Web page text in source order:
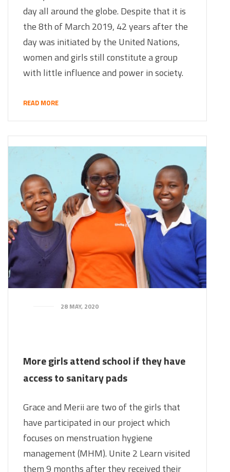
day all around the globe. Despite that it is
the 8th of March 2019, 42 years after the
day was initiated by the United Nations,
women and girls still constitute a group
with little influence and power in society.
READ MORE
28 MAY, 2020
More girls attend school if they have
access to sanitary pads
Grace and Merii are two of the girls that
have participated in our project which
focuses on menstruation hygiene
management (MHM). Unite 2 Learn visited
them 9 months after they received their